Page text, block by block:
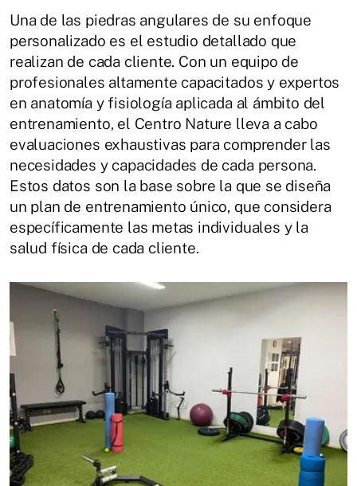
Una de las piedras angulares de su enfoque
personalizado es el estudio detallado que
realizan de cada cliente. Con un equipo de
profesionales altamente capacitados y expertos
en anatomía y fisiología aplicada al ámbito del
entrenamiento, el Centro Nature lleva a cabo
evaluaciones exhaustivas para comprender las
necesidades y capacidades de cada persona.
Estos datos son la base sobre la que se diseña
un plan de entrenamiento único, que considera
específicamente las metas individuales y la
salud física de cada cliente.